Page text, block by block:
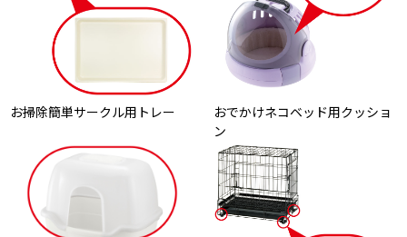
お掃除簡単サークル用トレー
おでかけネコベッド用クッショ
ン